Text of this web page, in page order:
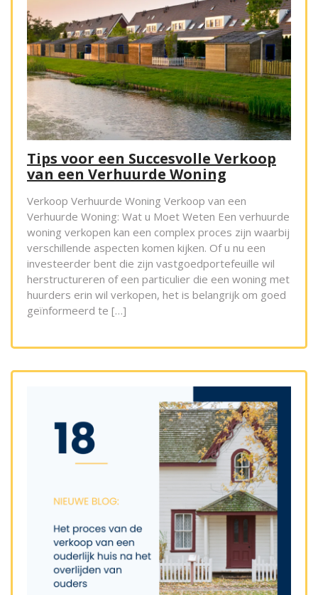
Tips voor een Succesvolle Verkoop
van een Verhuurde Woning
Verkoop Verhuurde Woning Verkoop van een
Verhuurde Woning: Wat u Moet Weten Een verhuurde
woning verkopen kan een complex proces zijn waarbij
verschillende aspecten komen kijken. Of u nu een
investeerder bent die zijn vastgoedportefeuille wil
herstructureren of een particulier die een woning met
huurders erin wil verkopen, het is belangrijk om goed
geïnformeerd te […]